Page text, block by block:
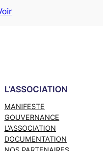
L’ASSOCIATION
MANIFESTE
GOUVERNANCE
L’ASSOCIATION
DOCUMENTATION